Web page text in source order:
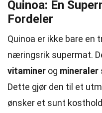
Quinoa: En
Fordeler
Quinoa er ikke bare en
næringsrik supermat.
vitaminer og mineraler
Dette gjør den til et
ønsker et sunt